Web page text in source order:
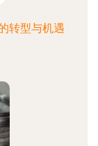
转型与机遇